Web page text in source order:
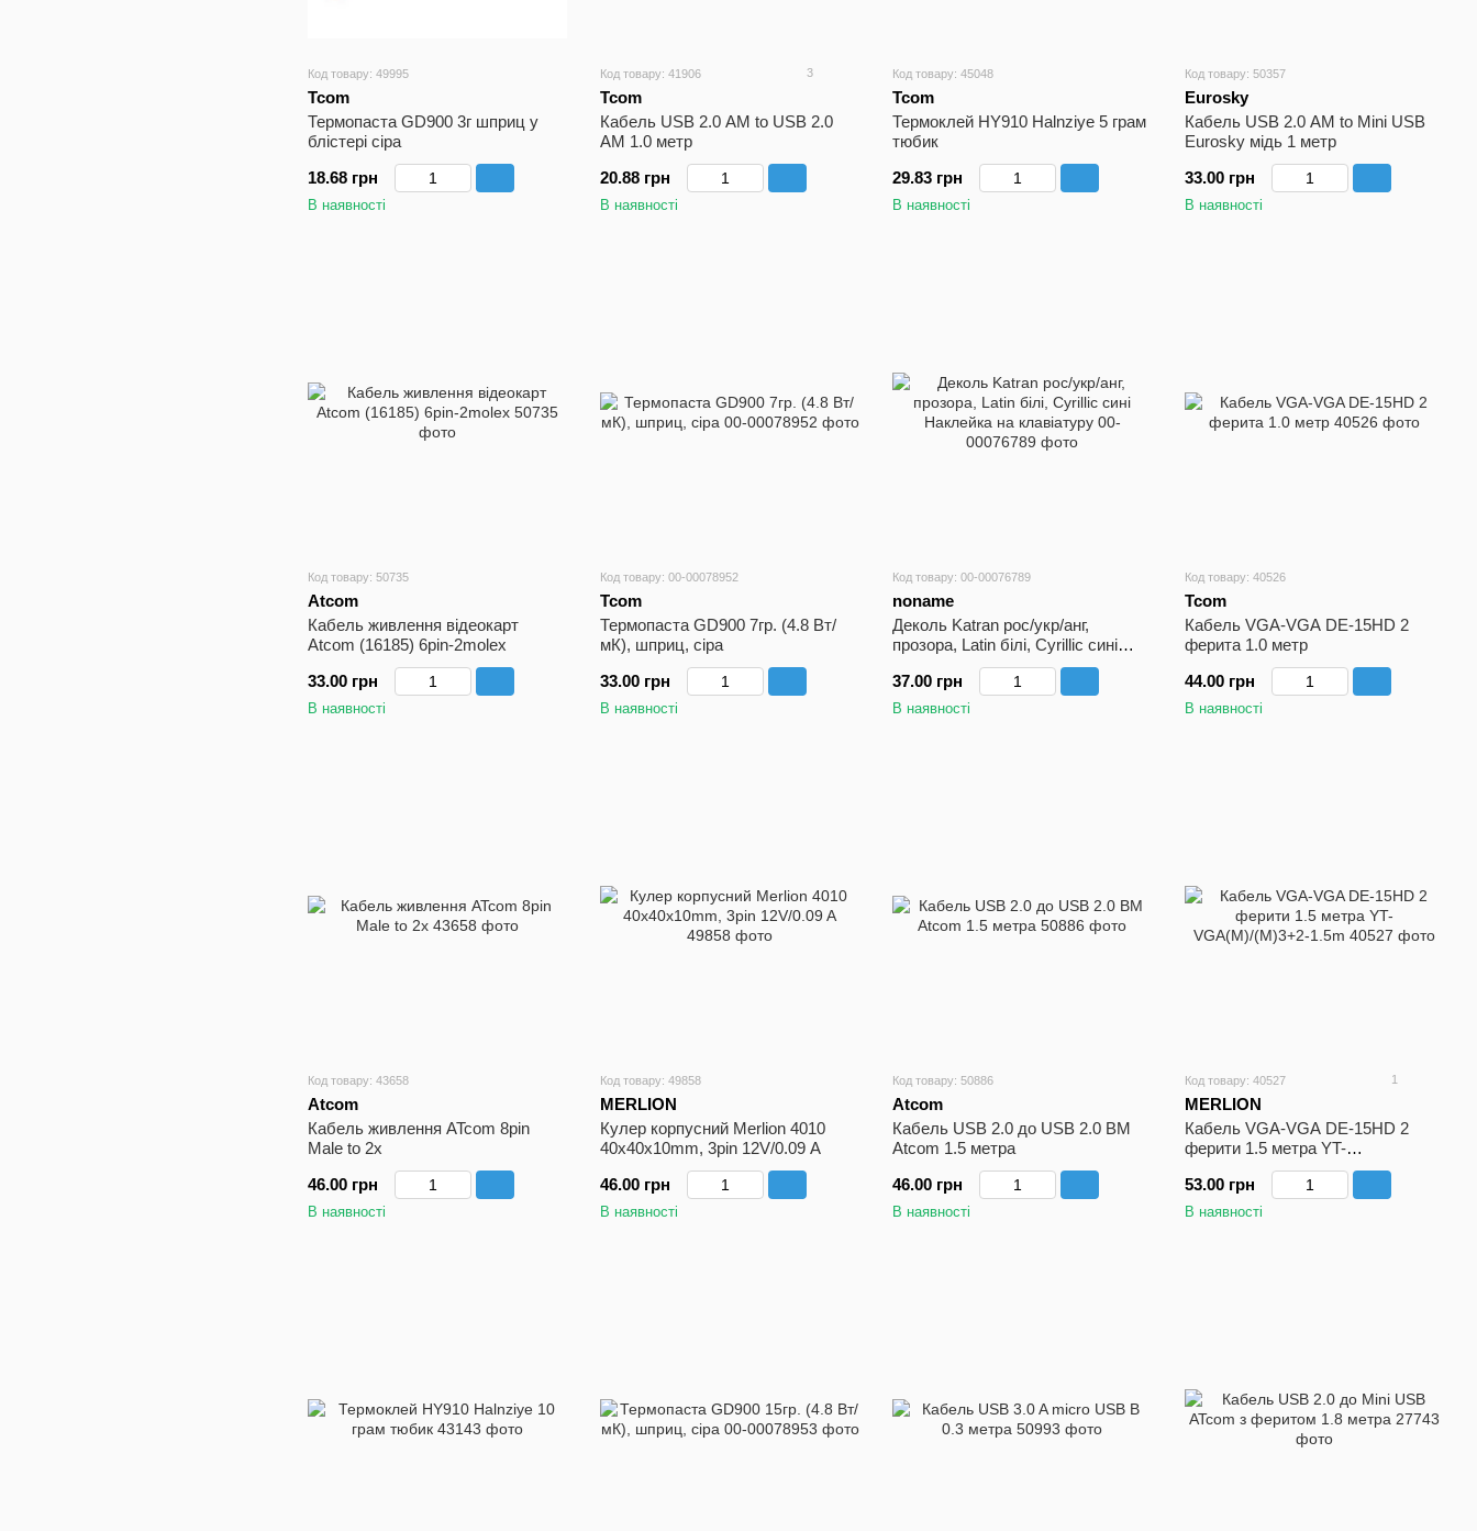
Код товару: 49995
Tcom
Термопаста GD900 3г шприц у
блістері сіра
18.68 грн
В наявності
Код товару: 41906 3
Tcom
Кабель USB 2.0 AM to USB 2.0
AM 1.0 метр
20.88 грн
В наявності
Код товару: 45048
Tcom
Термоклей HY910 Halnziye 5 грам
тюбик
29.83 грн
В наявності
Код товару: 50357
Eurosky
Кабель USB 2.0 AM to Mini USB
Eurosky мідь 1 метр
33.00 грн
В наявності
Код товару: 50735
Atcom
Кабель живлення відеокарт
Atcom (16185) 6pin-2molex
33.00 грн
В наявності
Код товару: 00-00078952
Tcom
Термопаста GD900 7гр. (4.8 Вт/
мК), шприц, сіра
33.00 грн
В наявності
Код товару: 00-00076789
noname
Деколь Katran рос/укр/анг,
прозора, Latin білі, Cyrillic сині
Наклейка на клавіатуру
37.00 грн
В наявності
Код товару: 40526
Tcom
Кабель VGA-VGA DE-15HD 2
ферита 1.0 метр
44.00 грн
В наявності
Код товару: 43658
Atcom
Кабель живлення ATcom 8pin
Male to 2x
46.00 грн
В наявності
Код товару: 49858
MERLION
Кулер корпусний Merlion 4010
40x40x10mm, 3pin 12V/0.09 A
46.00 грн
В наявності
Код товару: 50886
Atcom
Кабель USB 2.0 до USB 2.0 BM
Atcom 1.5 метра
46.00 грн
В наявності
Код товару: 40527 1
MERLION
Кабель VGA-VGA DE-15HD 2
ферити 1.5 метра YT-
VGA(M)/(M)3+2-1.5m
53.00 грн
В наявності